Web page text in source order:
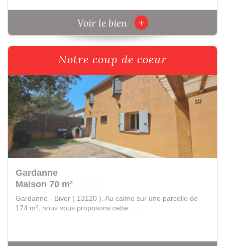
Voir le bien +
Notre coup de coeur
Fuveau
Appartement 52.4 m²
Fuveau - 13710 - Bel Art immobilier vous propose de
découvrir cet appartement Type 2 d'une...